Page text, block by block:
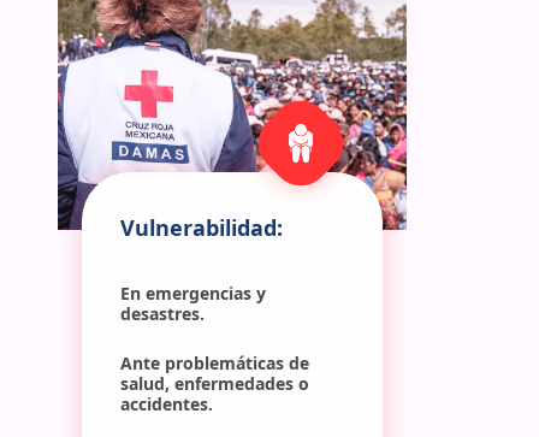
Vulnerabilidad:
En emergencias y
desastres.
Ante problemáticas de
salud, enfermedades o
accidentes.